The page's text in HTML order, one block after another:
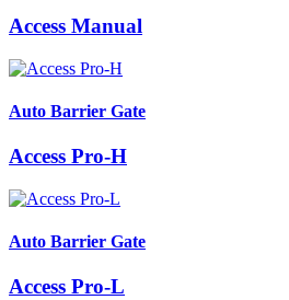
Access Manual
Auto Barrier Gate
Access Pro-H
Auto Barrier Gate
Access Pro-L